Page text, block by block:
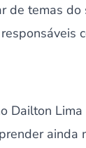
de temas do
Dailton
ainda